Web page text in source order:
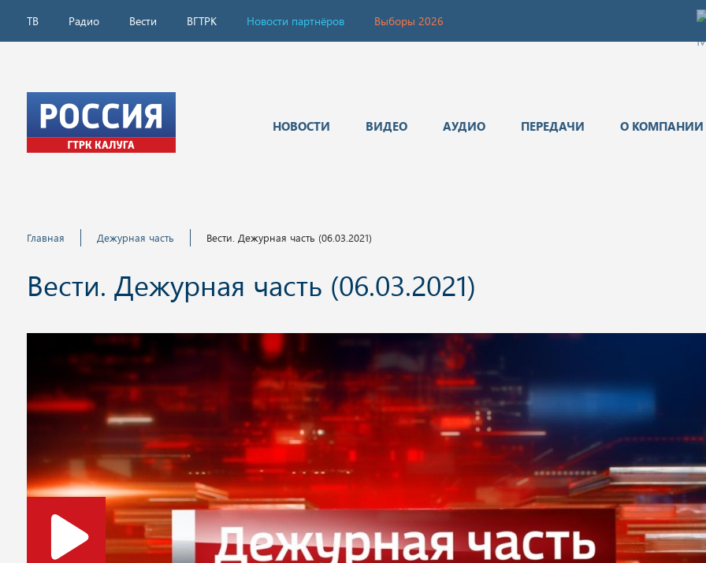
ТВ Радио Вести ВГТРК Новости партнёров Выборы 2026
НОВОСТИ ВИДЕО АУДИО ПЕРЕДАЧИ О КОМПАНИИ
Главная Дежурная часть Вести. Дежурная часть (06.03.2021)
Вести. Дежурная часть (06.03.2021)